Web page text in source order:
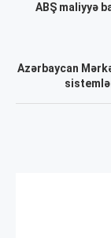
ABŞ maliyyə
Azərbaycan